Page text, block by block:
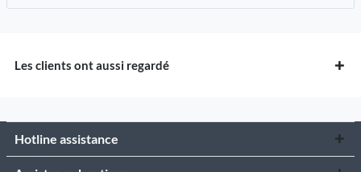
Les clients ont aussi regardé
Hotline assistance